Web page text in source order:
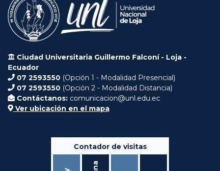
Ciudad Universitaria Guillermo Falconí - Loja -
Ecuador
07 2593550 (Opción 1 - Modalidad Presencial)
07 2593550 (Opción 2 - Modalidad Distancia)
Contáctanos: comunicacion@unl.edu.ec
Ver ubicación en el mapa
Contador de visitas